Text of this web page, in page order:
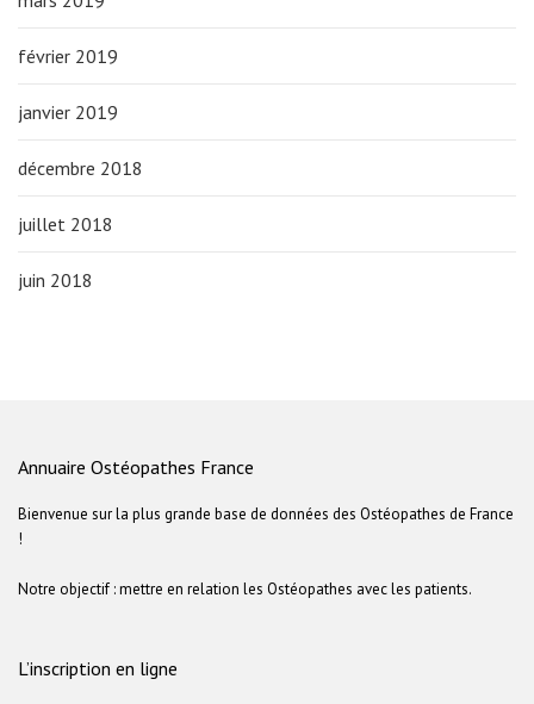
février 2019
janvier 2019
décembre 2018
juillet 2018
juin 2018
Annuaire Ostéopathes France
Bienvenue sur la plus grande base de données des Ostéopathes de France
!
Notre objectif : mettre en relation les Ostéopathes avec les patients.
L’inscription en ligne